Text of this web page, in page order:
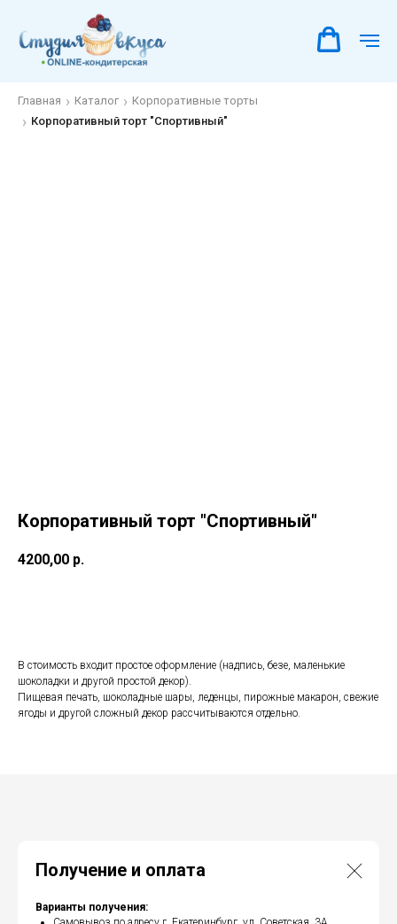
Главная Каталог
Корпоративные торты
Корпоративный торт "Спортивный"
Корпоративный торт "Спортивный"
4200,00 р.
В стоимость входит простое оформление (надпись, безе, маленькие
шоколадки и другой простой декор).
Пищевая печать, шоколадные шары, леденцы, пирожные макарон, свежие
ягоды и другой сложный декор рассчитываются отдельно.
Получение и оплата
Варианты получения: